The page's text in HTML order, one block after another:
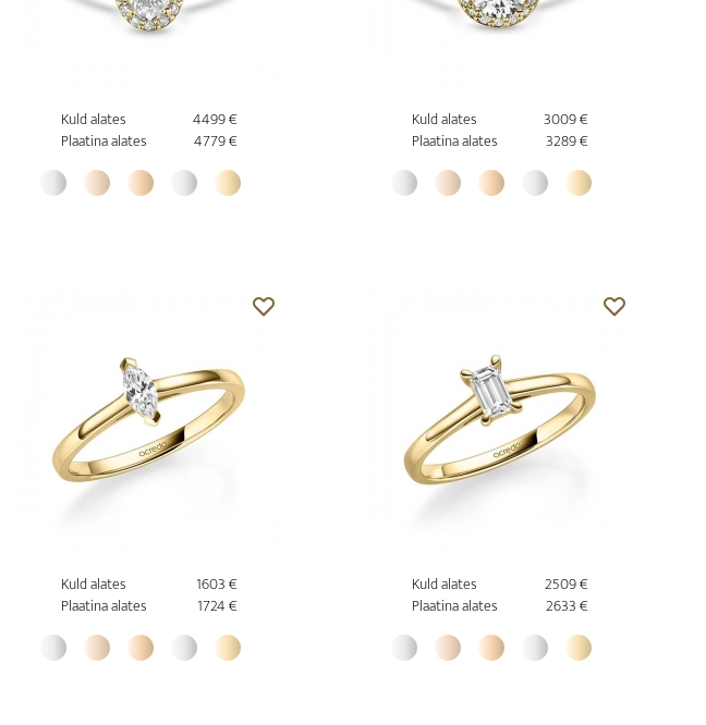
Kuld alates
4499 €
Plaatina alates
4779 €
Kuld alates
3009 €
Plaatina alates
3289 €
Kuld alates
1603 €
Plaatina alates
1724 €
Kuld alates
2509 €
Plaatina alates
2633 €